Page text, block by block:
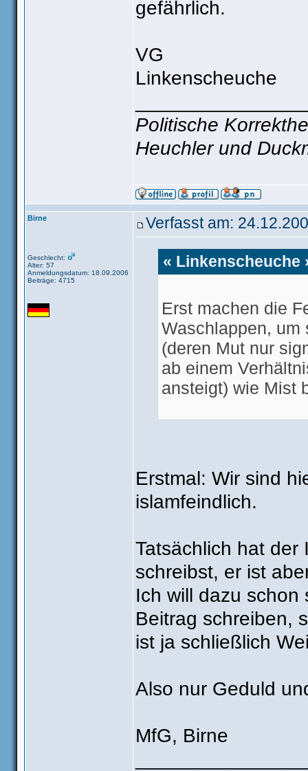
gefährlich.
VG
Linkenscheuche
Politische
Heuchler und
Birne
Geschlecht:
Alter: 57
Anmeldungsdatum: 18.09.2006
Beiträge: 4715
Verfasst am:
« Linkenscheuche
Erst machen die
Waschlappen, um
(deren Mut nur
ab einem
ansteigt) wie Mist
Erstmal: Wir sind
islamfeindlich.
Tatsächlich hat der
schreibst, er ist
Ich will dazu
Beitrag schreiben,
ist ja schließlich
Also nur Geduld
MfG, Birne